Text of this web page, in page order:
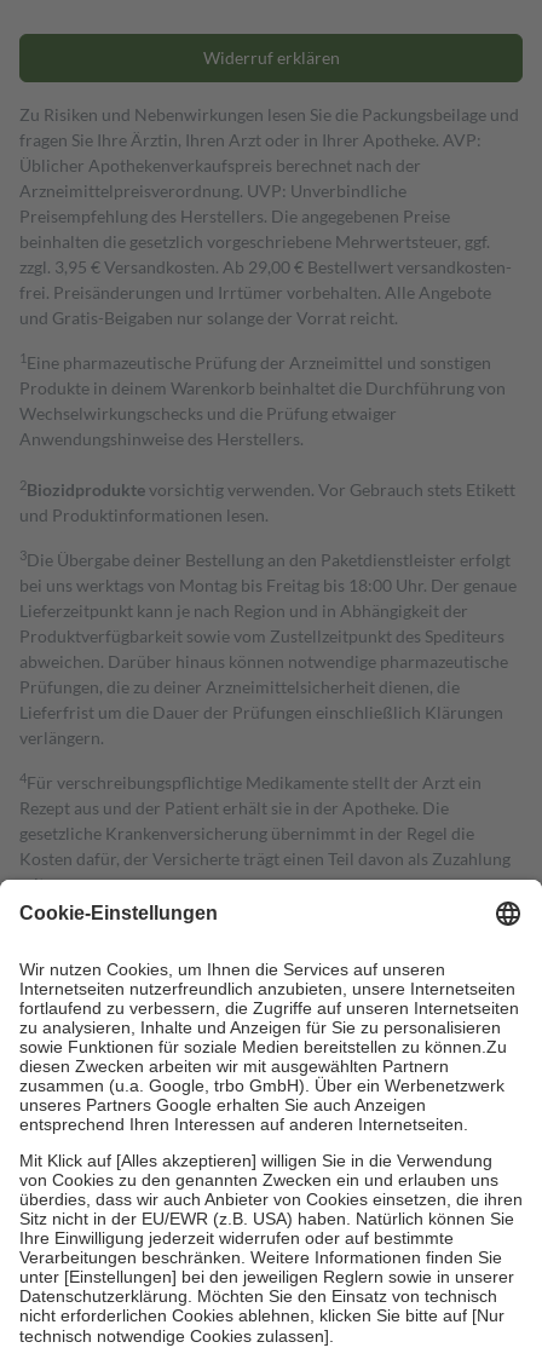
Widerruf erklären
Zu Risiken und Nebenwirkungen lesen Sie die Packungsbeilage und
fragen Sie Ihre Ärztin, Ihren Arzt oder in Ihrer Apotheke. AVP:
Üblicher Apothekenverkaufspreis berechnet nach der
Arzneimittelpreisverordnung. UVP: Unverbindliche
Preisempfehlung des Herstellers. Die angegebenen Preise
beinhalten die gesetzlich vorgeschriebene Mehrwertsteuer, ggf.
zzgl. 3,95 € Versandkosten. Ab 29,00 € Bestell­wert versand­kosten­
frei. Preisänderungen und Irrtümer vorbehalten. Alle Angebote
und Gratis-Beigaben nur solange der Vorrat reicht.
1 Eine pharmazeutische Prüfung der Arzneimittel und sonstigen
Produkte in deinem Warenkorb beinhaltet die Durchführung von
Wechselwirkungschecks und die Prüfung etwaiger
Anwendungshinweise des Herstellers.
2Biozidproduktevorsichtig verwenden. Vor Gebrauch stets Etikett
und Produktinformationen lesen.
3Die Übergabe deiner Bestellung an den Paketdienstleister erfolgt
bei uns werktags von Montag bis Freitag bis 18:00 Uhr. Der genaue
Lieferzeitpunkt kann je nach Region und in Abhängigkeit der
Produktverfügbarkeit sowie vom Zustellzeitpunkt des Spediteurs
abweichen. Darüber hinaus können notwendige pharmazeutische
Prüfungen, die zu deiner Arzneimittelsicherheit dienen, die
Lieferfrist um die Dauer der Prüfungen einschließlich Klärungen
verlängern.
4Für verschreibungspflichtige Medikamente stellt der Arzt ein
Rezept aus und der Patient erhält sie in der Apotheke. Die
gesetzliche Krankenversicherung übernimmt in der Regel die
Kosten dafür, der Versicherte trägt einen Teil davon als Zuzahlung
mit.
Grundsätzlich leisten Mitglieder Zuzahlungen in Höhe von zehn
höchstens zehn Euro.
Es sind jedoch nie mehr als die tatsächlichen
Kosten der Leistung zu entrichten.
Diese Regeln gelten grundsätzlich auch für Online-Apotheken.
Bei Heilmitteln und häuslicher Krankenpflege beträgt die
Zuzahlung zehn Prozent der Kosten sowie zehn Euro je
Verordnung.
Um das Engagement der Versicherten für ihre eigene Gesundheit zu
stärken und die besondere Stellung der Familie zu unterstützen,
fallenkeine Zuzahlungenan bei:
• Kindern und Jugendlichen bis zum vollendeten 18. Lebensjahr
mit Ausnahme der Fahrkosten
• Untersuchungen zur Vorsorge und Früherkennung, die von der
GKV getragen werden
• empfohlenen Schutzimpfungen
• Harn- und Blutteststreifen